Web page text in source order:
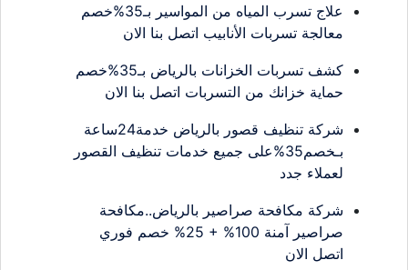
علاج تسرب المياه من المواسير بـ35%خصم
معالجة تسربات الأنابيب اتصل بنا الان
كشف تسربات الخزانات بالرياض بـ35%خصم
حماية خزانك من التسربات اتصل بنا الان
شركة تنظيف قصور بالرياض خدمة24ساعة
بـخصم35%على جميع خدمات تنظيف القصور
لعملاء جدد
شركة مكافحة صراصير بالرياض..مكافحة
صراصير آمنة 100% + 25% خصم فوري
اتصل الان